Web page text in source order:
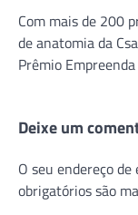
Com mais de 200
de anatomia da
Prêmio
Deixe um
O seu endereço
obrigatórios são